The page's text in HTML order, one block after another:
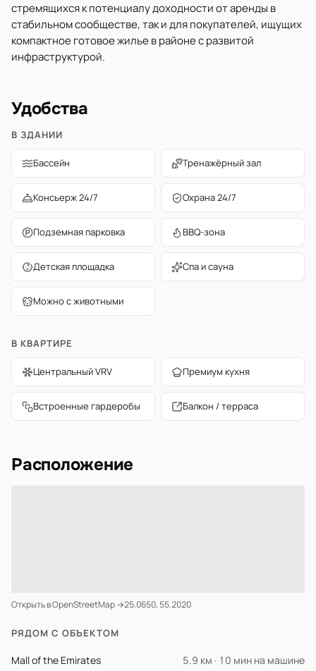
стремящихся к потенциалу доходности от аренды в
стабильном сообществе, так и для покупателей, ищущих
компактное готовое жилье в районе с развитой
инфраструктурой.
Удобства
В ЗДАНИИ
Бассейн Тренажёрный зал
Консьерж 24/7 Охрана 24/7
Подземная парковка BBQ-зона
Детская площадка Спа и сауна
Можно с животными
В КВАРТИРЕ
Центральный VRV Премиум кухня
Встроенные гардеробы Балкон / терраса
Расположение
Открыть в OpenStreetMap →25.0650, 55.2020
РЯДОМ С ОБЪЕКТОМ
Mall of the Emirates 5.9 км · 10 мин на машине